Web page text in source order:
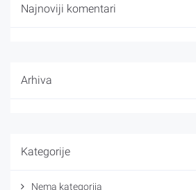
Najnoviji komentari
Arhiva
Kategorije
Nema kategorija